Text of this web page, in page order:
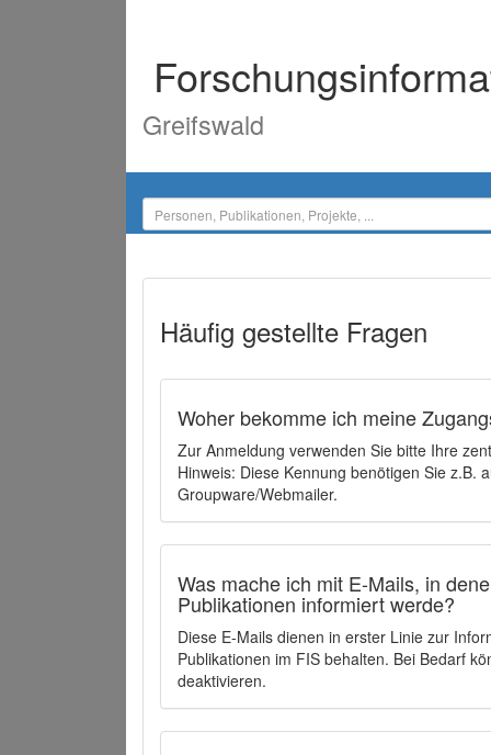
Greifswald
Häufig gestellte Fragen
Woher bekomme ich meine
Zur Anmeldung verwenden Sie bitte Ihre
Hinweis: Diese Kennung benötigen Sie z.B.
Groupware/Webmailer.
Was mache ich mit E-Mails, in
Publikationen informiert werde?
Diese E-Mails dienen in erster Linie zur
Publikationen im FIS behalten. Bei Bedarf
deaktivieren.